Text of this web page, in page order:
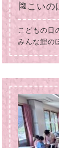
🎏こいの
こどもの日
みんな鯉の